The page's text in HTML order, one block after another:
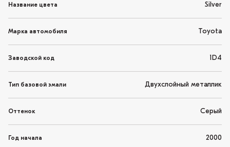
Название цвета Silver
Марка автомобиля Toyota
Заводской код 1D4
Тип базовой эмали Двухслойный металлик
Оттенок Серый
Год начала 2000